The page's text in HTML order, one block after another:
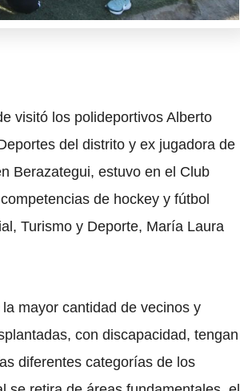
visitó los polideportivos Alberto
del distrito y ex jugadora de
Berazategui, estuvo en el Club
de hockey y fútbol
Turismo y Deporte, María Laura
mayor cantidad de vecinos y
con discapacidad, tengan
diferentes categorías de los